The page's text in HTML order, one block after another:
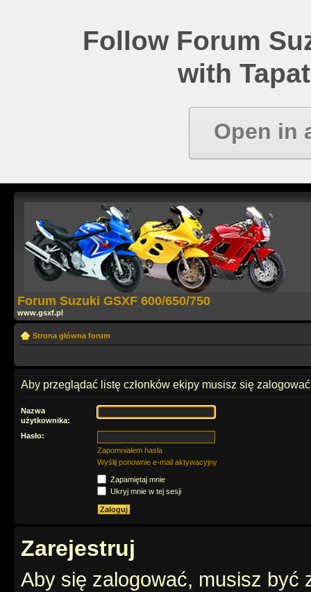
Follow Forum
with
Open in
Forum Suzuki GSXF 600/650/750
www.gsxf.pl
Strona główna forum
Aby przeglądać listę członków ekipy musisz się
Nazwa
użytkownika:
Hasło:
Zapomniałem hasła
Wyślij ponownie e-mail aktywacyjny
Zapamiętaj mnie
Ukryj mnie w tej sesji
Zarejestruj
Aby się zalogować, musisz być